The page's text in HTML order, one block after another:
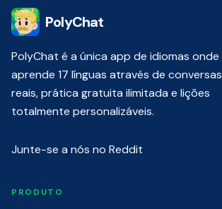
PolyChat
PolyChat é a única app de idiomas onde
aprende 17 línguas através de conversas
reais, prática gratuita ilimitada e lições
totalmente personalizáveis.
Junte-se a nós no Reddit
PRODUTO